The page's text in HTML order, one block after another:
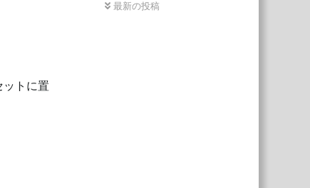
最新の投稿
ットに置